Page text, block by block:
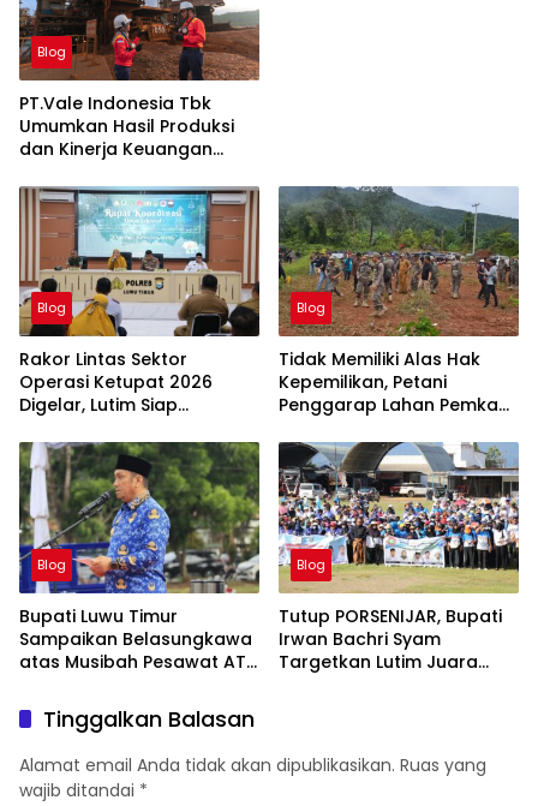
Blog
PT.Vale Indonesia Tbk
Umumkan Hasil Produksi
dan Kinerja Keuangan
Blog
Rakor Lintas Sektor
Operasi Ketupat 2026
Digelar, Lutim Siap
Lebaran
Blog
Tidak Memiliki Alas Hak
Kepemilikan, Petani
Penggarap Lahan Pemkab
Ganti Rugi Tanah
Blog
Bupati Luwu Timur
Sampaikan Belasungkawa
atas Musibah Pesawat ATR
Blog
Tutup PORSENIJAR, Bupati
Irwan Bachri Syam
Targetkan Lutim Juara
Tinggalkan Balasan
Alamat email Anda tidak akan dipublikasikan. Ruas yang
wajib ditandai *